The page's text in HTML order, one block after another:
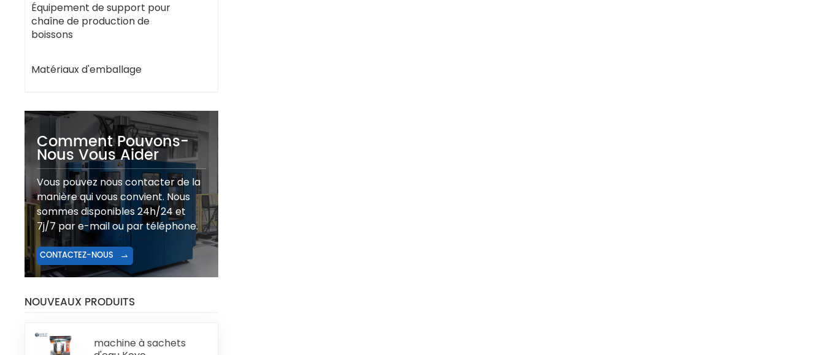
Équipement de support pour
chaîne de production de
boissons
Matériaux d'emballage
Comment Pouvons-
Nous Vous Aider
Vous pouvez nous contacter de la
manière qui vous convient. Nous
sommes disponibles 24h/24 et
7j/7 par e-mail ou par téléphone.
CONTACTEZ-NOUS
NOUVEAUX PRODUITS
machine à sachets